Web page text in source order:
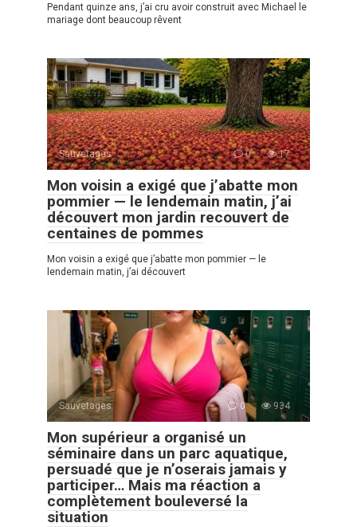
Pendant quinze ans, j’ai cru avoir construit avec Michael le
mariage dont beaucoup rêvent
Sauvetages 0 17
Mon voisin a exigé que j’abatte mon
pommier — le lendemain matin, j’ai
découvert mon jardin recouvert de
centaines de pommes
Mon voisin a exigé que j’abatte mon pommier — le
lendemain matin, j’ai découvert
Sauvetages 0 934
Mon supérieur a organisé un
séminaire dans un parc aquatique,
persuadé que je n’oserais jamais y
participer… Mais ma réaction a
complètement bouleversé la
situation